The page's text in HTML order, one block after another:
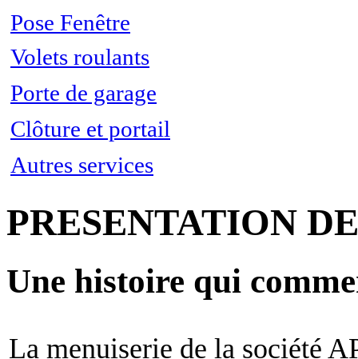
Pose Fenêtre
Fenêtre en aluminium
Volets roulants
Porte de garage
Clôture et portail
Autres services
PRESENTATION
Une histoire qui
La menuiserie de la société